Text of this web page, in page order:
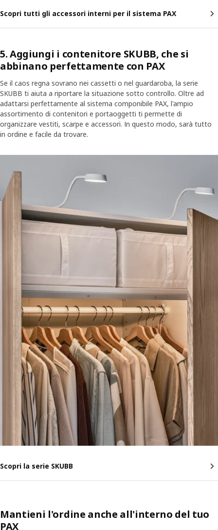
Scopri tutti gli accessori interni per il sistema PAX
5. Aggiungi i contenitore SKUBB, che si
abbinano perfettamente con PAX
Se il caos regna sovrano nei cassetti o nel guardaroba, la serie
SKUBB ti aiuta a riportare la situazione sotto controllo. Oltre ad
adattarsi perfettamente al sistema componibile PAX, l'ampio
assortimento di contenitori e portaoggetti ti permette di
organizzare vestiti, scarpe e accessori. In questo modo, sarà tutto
in ordine e facile da trovare.
Scopri la serie SKUBB
Mantieni l'ordine anche all'interno del tuo
PAX